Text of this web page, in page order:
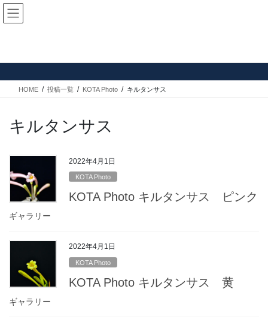
コ
ン
ス
ナ
ビ
ン
HOME 投稿一覧 KOTA Photo キルタンサス
キルタンサス
2022年4月1日
KOTA Photo
KOTA Photo キルタンサス ピンク
ギャラリー
2022年4月1日
KOTA Photo
KOTA Photo キルタンサス 黄
ギャラリー